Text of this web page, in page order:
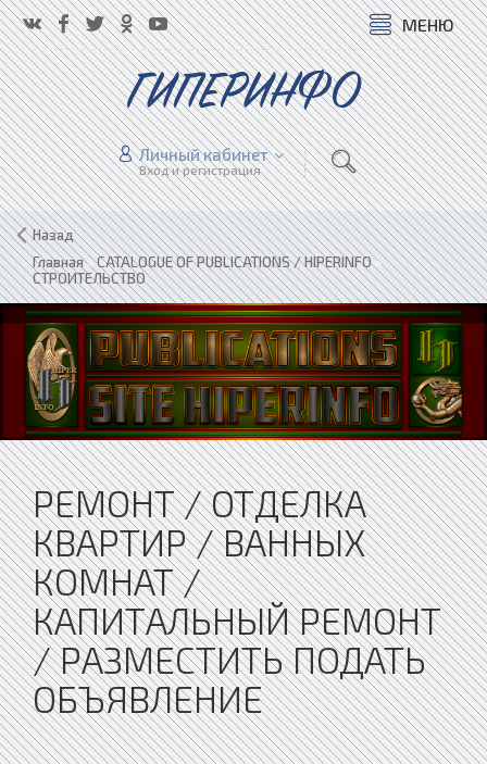
МЕНЮ
ГИПЕРИНФО
Личный кабинет
Вход и регистрация
Назад
Главная»CATALOGUE OF PUBLICATIONS / HIPERINFO»
СТРОИТЕЛЬСТВО
РЕМОНТ / ОТДЕЛКА
КВАРТИР / ВАННЫХ
КОМНАТ /
КАПИТАЛЬНЫЙ РЕМОНТ
/ РАЗМЕСТИТЬ ПОДАТЬ
ОБЪЯВЛЕНИЕ